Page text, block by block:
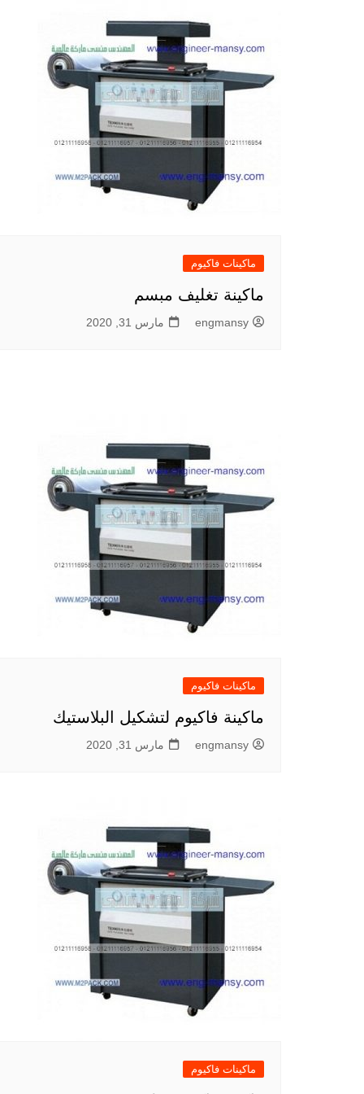
ماكينات فاكيوم
ماكينة تغليف مبسم
engmansy مارس 31, 2020
ماكينات فاكيوم
ماكينة فاكيوم لتشكيل البلاستيك
engmansy مارس 31, 2020
ماكينات فاكيوم